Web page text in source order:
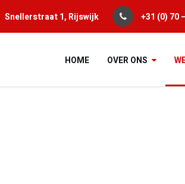
Snellerstraat 1, Rijswijk +31 (0) 70
HOME OVER ONS